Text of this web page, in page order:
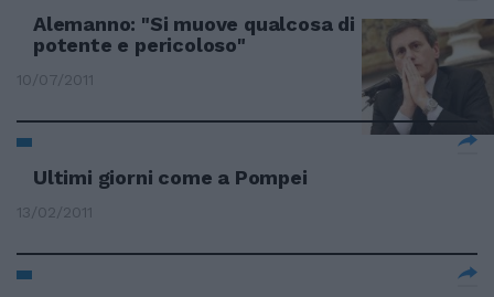
Alemanno: "Si muove qualcosa di
potente e pericoloso"
10/07/2011
Ultimi giorni come a Pompei
13/02/2011